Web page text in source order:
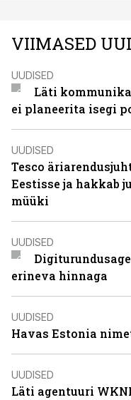
VIIMASED
UUDISED
Läti
ei planeerita isegi
UUDISED
Tesco
Eestisse ja hakkab
müüki
UUDISED
erineva hinnaga
UUDISED
Havas Estonia
UUDISED
Läti agentuuri